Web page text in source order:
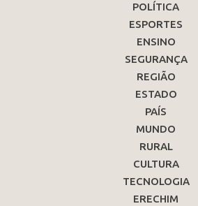
POLÍTICA
ESPORTES
ENSINO
SEGURANÇA
REGIÃO
ESTADO
PAÍS
MUNDO
RURAL
CULTURA
TECNOLOGIA
ERECHIM